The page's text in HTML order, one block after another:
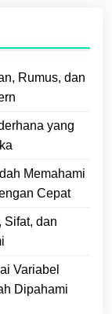
Rumus, dan
yang
Memahami
Cepat
Sifat, dan
Variabel
Dipahami